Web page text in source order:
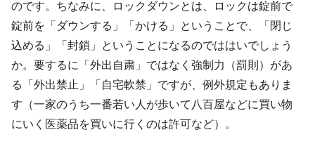
のです。ちなみに、ロックダウンとは、ロックは錠前で
錠前を「ダウンする」「かける」ということで、「閉じ
込める」「封鎖」ということになるのでははいでしょう
か。要するに「外出自粛」ではなく強制力（罰則）があ
る「外出禁止」「自宅軟禁」ですが、例外規定もありま
す（一家のうち一番若い人が歩いて八百屋などに買い物
にいく医薬品を買いに行くのは許可など）。